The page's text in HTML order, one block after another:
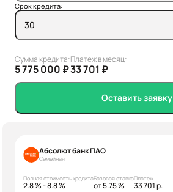
Срок кредита:
Сумма кредита:
5 775 000 ₽
Платеж в месяц:
33 701 ₽
Оставить заявку
Абсолют банк ПАО
Семейная
Полная стоимость кредита
2.8 % - 8.8 %
Базовая ставка
от 5.75 %
Платеж
33 701 р.